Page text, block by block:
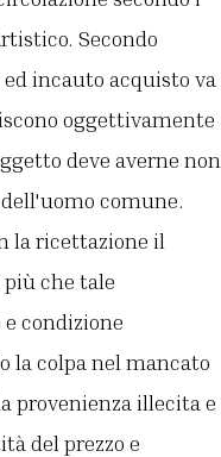
Secondo
incauto acquisto va
oggettivamente
deve averne non
comune.
la ricettazione il
che tale
condizione
la colpa nel mancato
provenienza illecita e
del prezzo e